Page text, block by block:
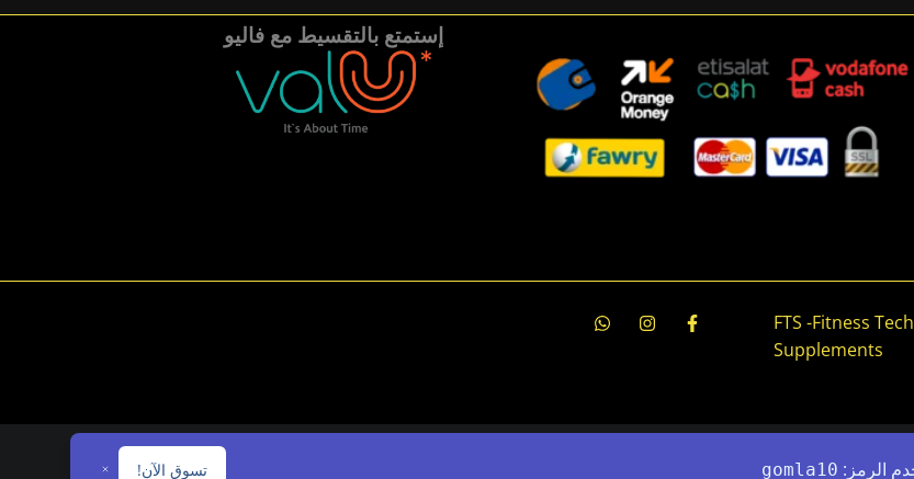
إستمتع بالتقسيط مع فاليو
جميع الحقوق محفوظة © 2026 | FTS -Fitness Tech
Supplements
gomla10 تسوق الآن!